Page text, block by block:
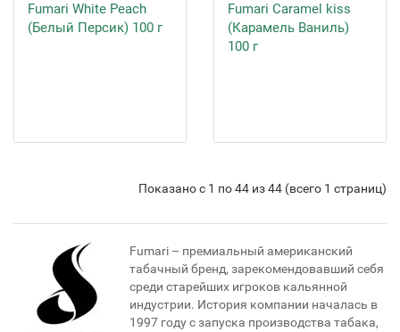
Fumari White Peach
(Белый Персик) 100 г
Fumari Сaramel kiss
(Карамель Ваниль)
100 г
Показано с 1 по 44 из 44 (всего 1 страниц)
Fumari – премиальный американский
табачный бренд, зарекомендовавший себя
среди старейших игроков кальянной
индустрии. История компании началась в
1997 году с запуска производства табака,